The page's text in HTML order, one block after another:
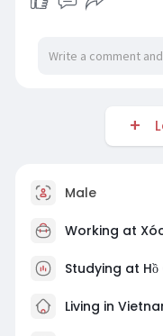
Male
Working at
Studying at Hồ
Living in